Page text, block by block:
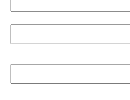
سيارات